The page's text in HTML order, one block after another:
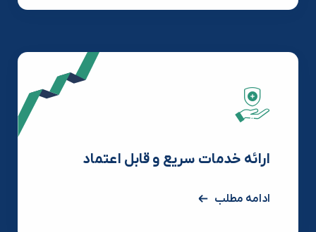
ارائه خدمات سریع و قابل اعتماد
ادامه مطلب